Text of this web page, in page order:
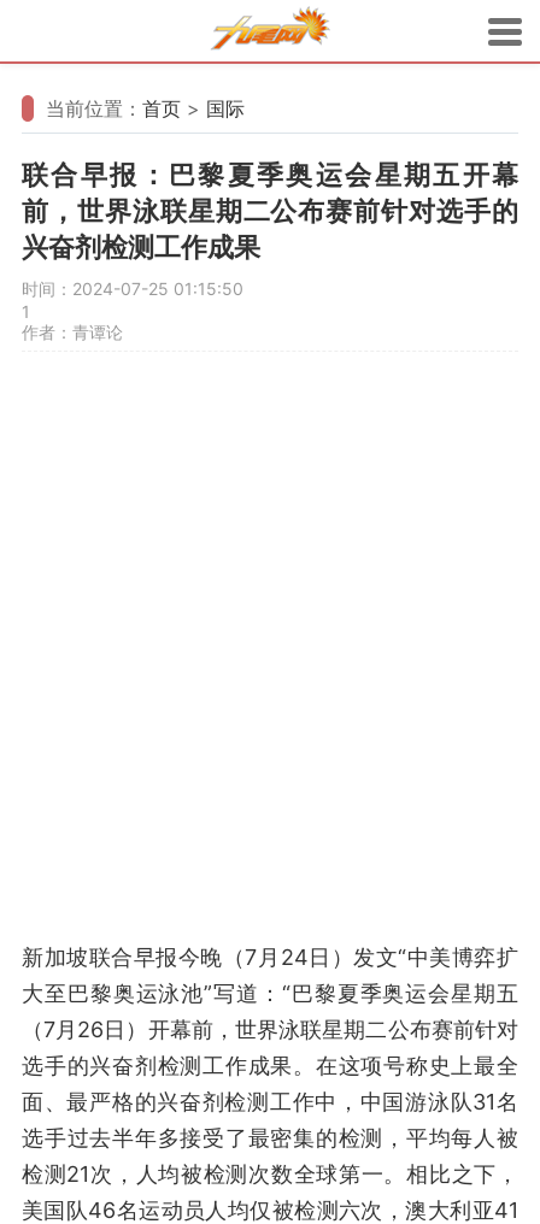
当前位置： 首页 > 国际
联合早报：巴黎夏季奥运会星期五开幕
前，世界泳联星期二公布赛前针对选手的
兴奋剂检测工作成果
时间：2024-07-25 01:15:50
1
作者：青谭论
新加坡联合早报今晚（7月24日）发文“中美博弈扩
大至巴黎奥运泳池”写道：“巴黎夏季奥运会星期五
（7月26日）开幕前，世界泳联星期二公布赛前针对
选手的兴奋剂检测工作成果。在这项号称史上最全
面、最严格的兴奋剂检测工作中，中国游泳队31名
选手过去半年多接受了最密集的检测，平均每人被
检测21次，人均被检测次数全球第一。相比之下，
美国队46名运动员人均仅被检测六次，澳大利亚41